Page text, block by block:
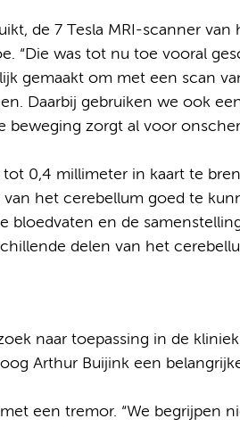
de 7 Tesla MRI-scanner van
“Die was tot nu toe vooral
gemaakt om met een scan
Daarbij gebruiken we ook
zorgt al voor
0,4 millimeter in kaart te
het cerebellum goed te
bloedvaten en de
delen van het
naar toepassing in de
Arthur Buijink een
een tremor. “We begrijpen